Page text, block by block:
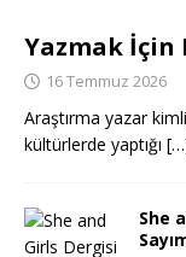
Yazmak İçin
16 Temmuz 2026
Araştırma yazar
kültürlerde yaptığı
She